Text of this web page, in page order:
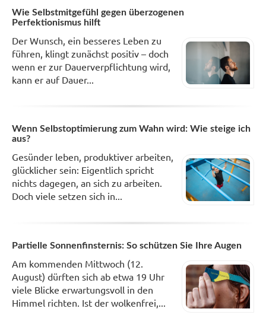
Wie Selbstmitgefühl gegen überzogenen
Perfektionismus hilft
Der Wunsch, ein besseres Leben zu
führen, klingt zunächst positiv – doch
wenn er zur Dauerverpflichtung wird,
kann er auf Dauer...
Wenn Selbstoptimierung zum Wahn wird: Wie steige ich
aus?
Gesünder leben, produktiver arbeiten,
glücklicher sein: Eigentlich spricht
nichts dagegen, an sich zu arbeiten.
Doch viele setzen sich in...
Partielle Sonnenfinsternis: So schützen Sie Ihre Augen
Am kommenden Mittwoch (12.
August) dürften sich ab etwa 19 Uhr
viele Blicke erwartungsvoll in den
Himmel richten. Ist der wolkenfrei,...